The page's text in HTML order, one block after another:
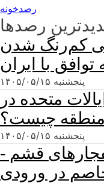
رصدخونه
رصدها
کم‌رنگ شدن
با ایران
پنجشنبه ۱۴۰۵/۰۵/۱۵
متحده در
منطقه چیست؟
پنجشنبه ۱۴۰۵/۰۵/۱۵
قشم -
در ورودی